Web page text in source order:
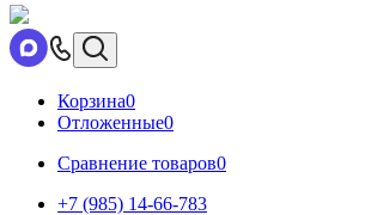
Корзина0
Отложенные0
Сравнение товаров0
+7 (985) 14-66-783